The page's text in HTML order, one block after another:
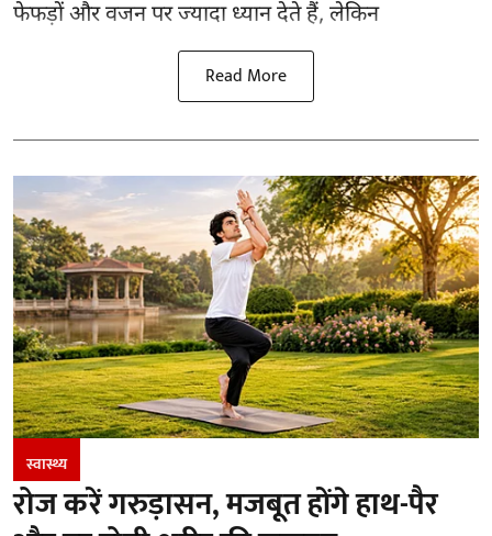
फेफड़ों और वजन पर ज्यादा ध्यान देते हैं, लेकिन
Read More
स्वास्थ्य
रोज करें गरुड़ासन, मजबूत होंगे हाथ-पैर